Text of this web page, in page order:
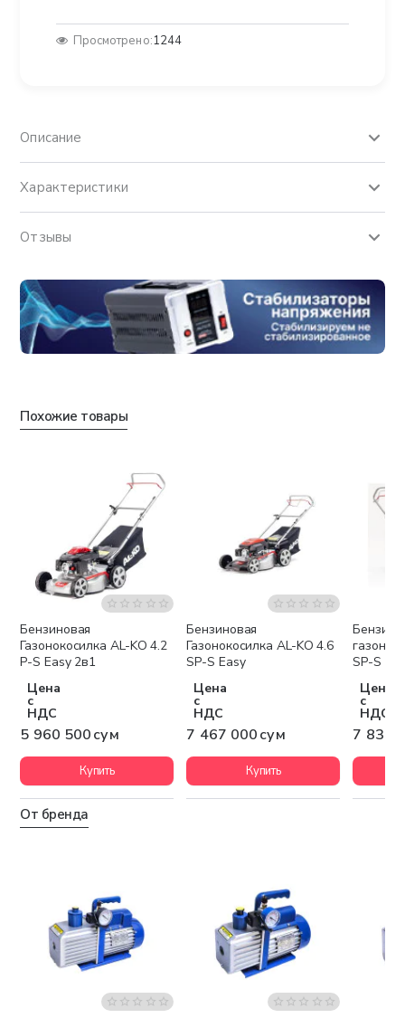
Просмотрено:1244
Описание
Характеристики
Отзывы
Похожие товары
Бесплатная доставка
Бензиновая
Газонокосилка AL-KO 4.2
P-S Easy 2в1
Цена
с
НДС
5 960 500 сум
Купить
Бесплатная доставка
Бензиновая
Газонокосилка AL-KO 4.6
SP-S Easy
Цена
с
НДС
7 467 000 сум
Купить
SP-S
Цена
с
НДС
7 833
От бренда